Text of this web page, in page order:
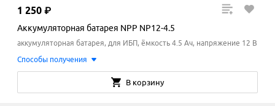
1 250 ₽
Аккумуляторная батарея NPP NP12-4.5
аккумуляторная батарея, для ИБП, ёмкость 4.5 Ач, напряжение 12 В
Способы получения
В корзину